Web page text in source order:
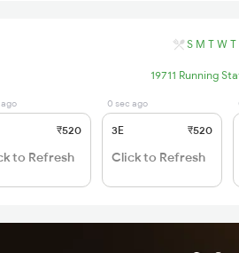
S M T W T
19711 Running
₹520
to Refresh
0 sec ago
3E ₹520
Click to Refresh